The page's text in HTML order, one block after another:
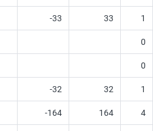
-33 33 1
0
0
-32 32 1
-164 164 4